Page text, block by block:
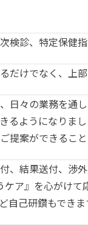
診、特定保健
けでなく、上
日々の業務を通
ようになりま
案ができること
、結果送付、渉
ア』を心がけて
己研鑽もでき